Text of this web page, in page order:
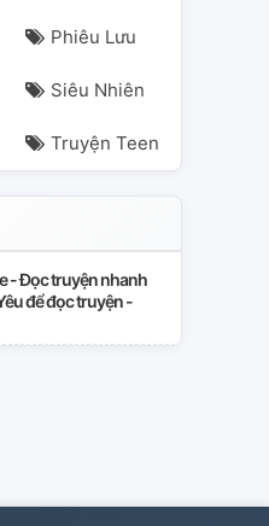
Phiêu Lưu
Siêu Nhiên
Truyện Teen
- Đọc truyện nhanh
để đọc truyện -